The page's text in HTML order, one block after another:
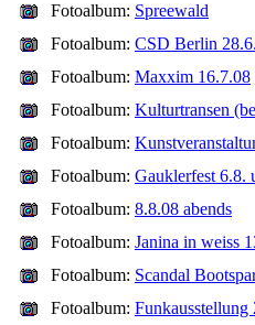
Fotoalbum: Spreewald
Fotoalbum: CSD Berlin
Fotoalbum: Maxxim 16.7.08
Fotoalbum: Kulturtransen
Fotoalbum:
Fotoalbum: Gauklerfest 6.8.
Fotoalbum: 8.8.08 abends
Fotoalbum: Janina in weiss
Fotoalbum: Scandal
Fotoalbum: Funkausstellung